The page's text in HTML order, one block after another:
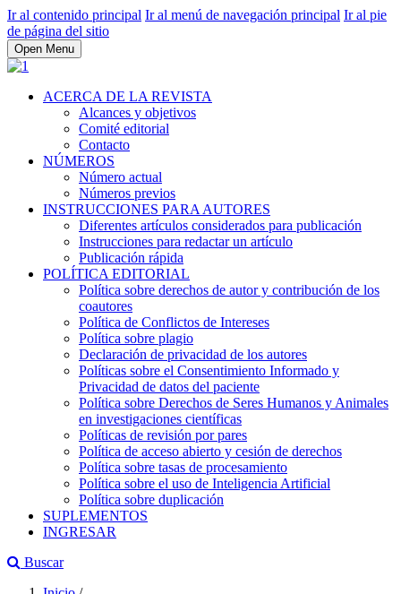
Ir al contenido principal Ir al menú de navegación principal Ir al pie
de página del sitio
Open Menu
ACERCA DE LA REVISTA
Alcances y objetivos
Comité editorial
Contacto
NÚMEROS
Número actual
Números previos
INSTRUCCIONES PARA AUTORES
Diferentes artículos considerados para publicación
Instrucciones para redactar un artículo
Publicación rápida
POLÍTICA EDITORIAL
Política sobre derechos de autor y contribución de los
coautores
Política de Conflictos de Intereses
Política sobre plagio
Declaración de privacidad de los autores
Políticas sobre el Consentimiento Informado y
Privacidad de datos del paciente
Política sobre Derechos de Seres Humanos y Animales
en investigaciones científicas
Políticas de revisión por pares
Política de acceso abierto y cesión de derechos
Política sobre tasas de procesamiento
Política sobre el uso de Inteligencia Artificial
Política sobre duplicación
SUPLEMENTOS
INGRESAR
Buscar